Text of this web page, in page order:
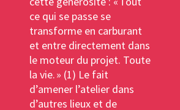
ce qui se passe se
transforme en carburant
et entre directement dans
le moteur du projet. Toute
la vie. » (1) Le fait
d’amener l’atelier dans
d’autres lieux et de